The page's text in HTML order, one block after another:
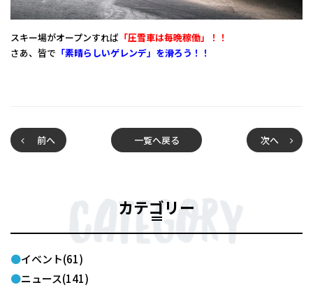
スキー場がオープンすれば 「圧雪車は毎晩稼働」！！
さあ、皆で 「素晴らしいゲレンデ」を滑ろう！！
前へ 一覧へ戻る 次へ
カテゴリー
イベント(61)
ニュース(141)